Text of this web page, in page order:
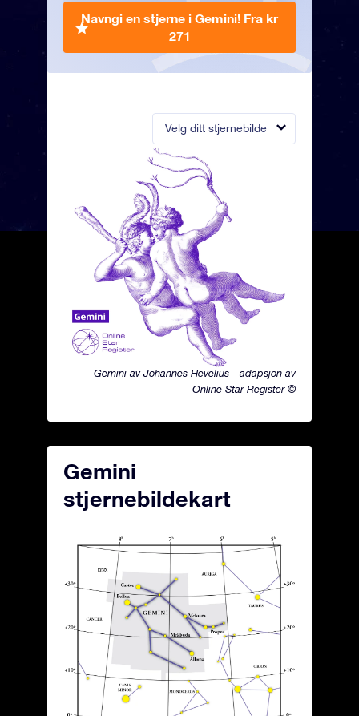
Velg ditt stjernebilde
Gemini av Johannes Hevelius - adapsjon av
Online Star Register ©
Navngi en stjerne i Gemini! Fra kr
271
Gemini
stjernebildekart